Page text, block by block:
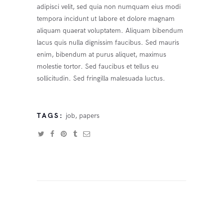
adipisci velit, sed quia non numquam eius modi
tempora incidunt ut labore et dolore magnam
aliquam quaerat voluptatem. Aliquam bibendum
lacus quis nulla dignissim faucibus. Sed mauris
enim, bibendum at purus aliquet, maximus
molestie tortor. Sed faucibus et tellus eu
sollicitudin. Sed fringilla malesuada luctus.
TAGS: job, papers